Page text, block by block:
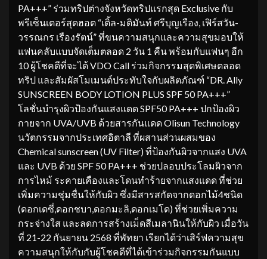
PA+++” ร่วมทริปต่างจังหวัดทริปแรกสุด Exclusive กับ
พรีเซ็นเตอร์สุดฮอต “เติ้ล-มติมันท์ ศรีบุญเรือง, เฟิร์สวัน-
วรรณกร เรืองรัตน์” ที่ขนความสนุกและความสุขมอบให้
แฟนคลับแบบจัดเต็มตลอด 2 วัน 1 คืน พร้อมกับแฟนๆ อีก
10 ผู้โชคดีที่จะได้ VDO Call ร่วมกิจกรรมสุดพิเศษตลอด
ทริป และสัมผัสโมเมนต์ประทับใจกับผลิตภัณฑ์ “DR. Ally
SUNSCREEN BODY LOTION PLUS SPF 50 PA+++”
โลชั่นบํารุงผิวป้องกันแสงแดด SPF50 PA+++ ปกป้องผิว
กายจาก UVA/UVB ด้วยสารกันแดด Olisun Technology
นวัตกรรมจากประเทศอิตาลี ที่ผสานส่วนผสมของ
Chemical sunscreen (UV Filter) ที่ป้องกันผิวจากแสง UVA
และ UVB ด้วย SPF 50 PA+++ ช่วยปลอบประโลมผิวจาก
การไหม้ ระคายเคืองและโดนทําร้ายจากแสงแดด ที่ช่วย
เพิ่มความชุ่มชื่นให้กับผิว ซึ่งมีสารสกัดจากดอกไม้4ชนิด
(ดอกเดซี่,ดอกชบา,ดอกมะลิ,ดอกเมโด) ที่ช่วยเพิ่มความ
กระจ่างใส และลดการสร้างเม็ดสีเมลานินให้กับผิว เมื่อวัน
ที่ 21-22 กันยายน 2568 ที่พัทยา เรียกได้ว่าเสิร์ฟความสุข
ความสนุกให้กับกับผู้โชคดีที่ได้เข้าร่วมกิจกรรมกันแบบ